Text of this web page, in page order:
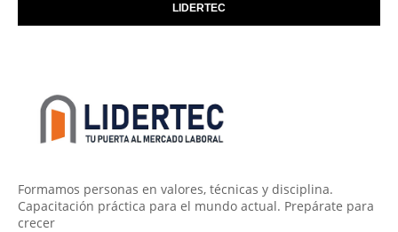
LIDERTEC
Formamos personas en valores, técnicas y disciplina.
Capacitación práctica para el mundo actual. Prepárate para
crecer